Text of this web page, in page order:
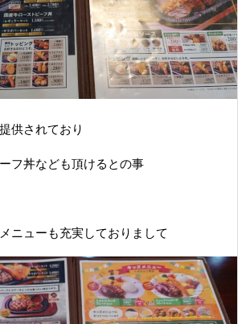
供されており
フ丼なども頂けるとの事
ニューも充実しておりまして